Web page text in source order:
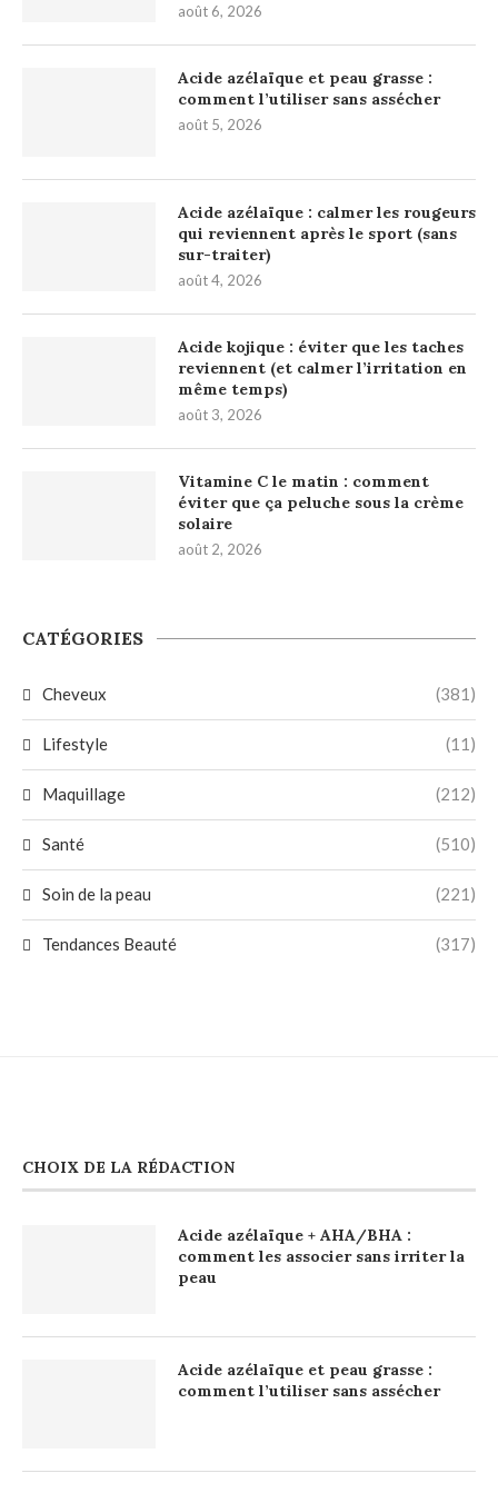
août 6, 2026
Acide azélaïque et peau grasse :
comment l’utiliser sans assécher
août 5, 2026
Acide azélaïque : calmer les rougeurs
qui reviennent après le sport (sans
sur-traiter)
août 4, 2026
Acide kojique : éviter que les taches
reviennent (et calmer l’irritation en
même temps)
août 3, 2026
Vitamine C le matin : comment
éviter que ça peluche sous la crème
solaire
août 2, 2026
CATÉGORIES
Cheveux (381)
Lifestyle (11)
Maquillage (212)
Santé (510)
Soin de la peau (221)
Tendances Beauté (317)
CHOIX DE LA RÉDACTION
Acide azélaïque + AHA/BHA :
comment les associer sans irriter la
peau
Acide azélaïque et peau grasse :
comment l’utiliser sans assécher